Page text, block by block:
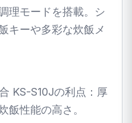
理モードを搭載。シ
キーや多彩な炊飯メ
KS-S10Jの利点：厚
飯性能の高さ。